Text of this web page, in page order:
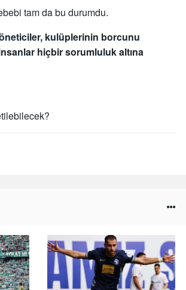
tam da bu durumdu.
kulüplerinin borcunu
hiçbir sorumluluk altına